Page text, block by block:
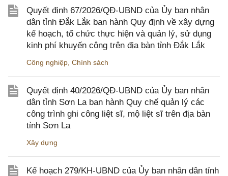
Quyết định 67/2026/QĐ-UBND của Ủy ban nhân
dân tỉnh Đắk Lắk ban hành Quy định về xây dựng
kế hoạch, tổ chức thực hiện và quản lý, sử dụng
kinh phí khuyến công trên địa bàn tỉnh Đắk Lắk
Công nghiệp Chính sách
Quyết định 40/2026/QĐ-UBND của Ủy ban nhân
dân tỉnh Sơn La ban hành Quy chế quản lý các
công trình ghi công liệt sĩ, mộ liệt sĩ trên địa bàn
tỉnh Sơn La
Xây dựng
Kế hoạch 279/KH-UBND của Ủy ban nhân dân tỉnh